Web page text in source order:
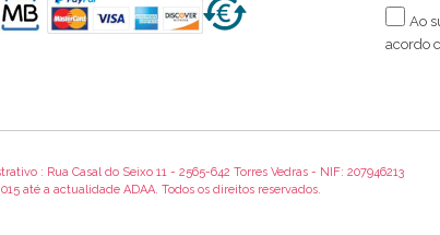
Rosa Medeiros
Estou plenamente satisfeita com os produtos
penso voltar a comprar na vossa loja, têm
Alexandra Morais
Ao
acordo
: Rua Casal do Seixo 11 - 2565-642 Torres Vedras - NIF: 207946213
até a actualidade ADAA. Todos os direitos reservados.